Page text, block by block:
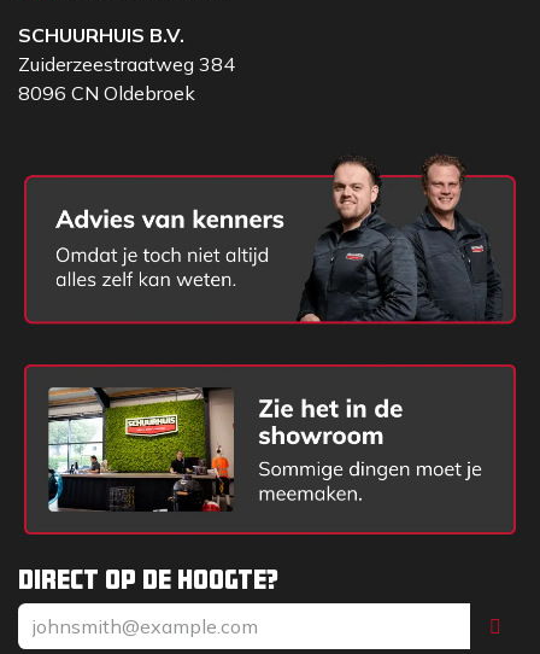
Direct op de hoogte?
SCHUURHUIS B.V.
Zuiderzeestraatweg 384
8096 CN Oldebroek